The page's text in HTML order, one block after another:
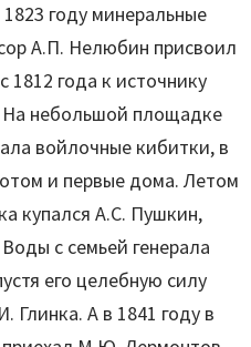
году минеральные
А.П. Нелюбин присвоил
года к источнику
На небольшой площадке
войлочные кибитки, в
и первые дома. Летом
купался А.С. Пушкин,
с семьей генерала
его целебную силу
А в 1841 году в